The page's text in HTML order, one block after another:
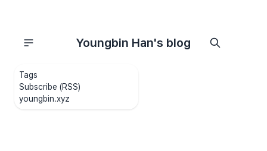
Tags
Subscribe (RSS)
youngbin.xyz
Youngbin Han's blog